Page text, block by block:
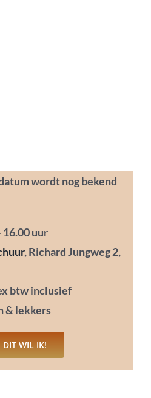
wordt nog bekend
16.00 uur
, Richard Jungweg 2,
btw inclusief
& lekkers
DIT WIL IK!